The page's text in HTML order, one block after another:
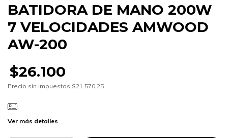
BATIDORA DE MANO 200W
7 VELOCIDADES AMWOOD
AW-200
$26.100
Precio sin impuestos $21.570,25
Ver más detalles